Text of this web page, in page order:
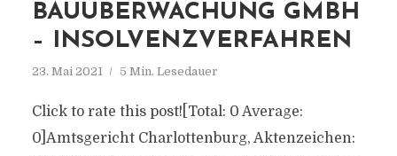
BAUÜBERWACHUNG GMBH
– INSOLVENZVERFAHREN
23. Mai 2021 5 Min. Lesedauer
Click to rate this post![Total: 0 Average:
0]Amtsgericht Charlottenburg, Aktenzeichen: